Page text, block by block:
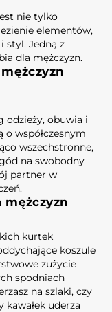
nie tylko
elementów,
styl. Jedną z
dla mężczyzn.
odzieży, obuwia i
współczesnym
wszechstronne,
na swobodny
partner w
mężczyzn
kurtek
koszule
zużycie
spodniach
na szlaki, czy
kawałek uderza